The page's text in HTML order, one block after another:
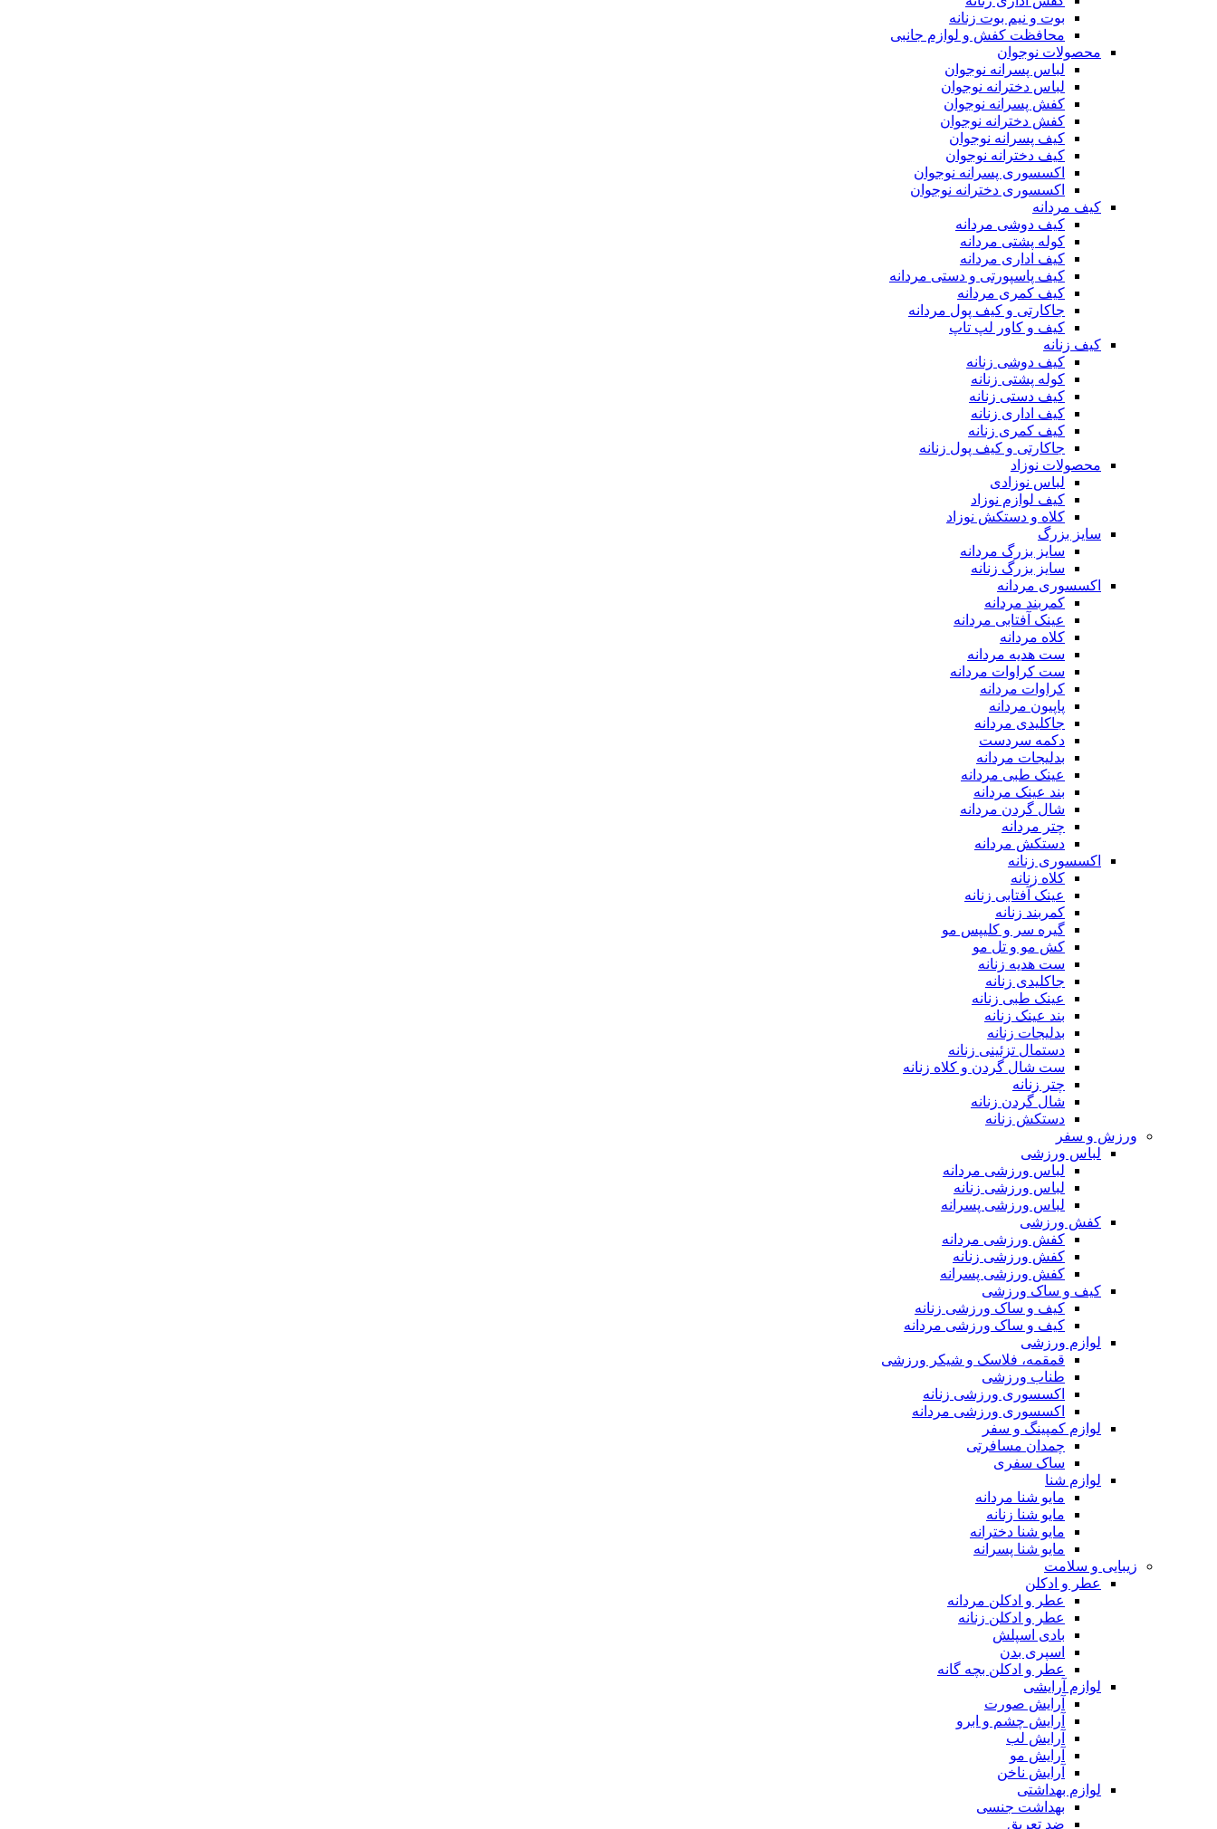
بوت و نیم بوت زنانه
محافظت کفش و لوازم جانبی
محصولات نوجوان
لباس پسرانه نوجوان
لباس دخترانه نوجوان
کفش پسرانه نوجوان
کفش دخترانه نوجوان
کیف پسرانه نوجوان
کیف دخترانه نوجوان
اکسسوری پسرانه نوجوان
اکسسوری دخترانه نوجوان
کیف مردانه
کیف دوشی مردانه
کوله پشتی مردانه
کیف اداری مردانه
کیف پاسپورتی و دستی مردانه
کیف کمری مردانه
جاکارتی و کیف پول مردانه
کیف و کاور لپ تاپ
کیف زنانه
کیف دوشی زنانه
کوله پشتی زنانه
کیف دستی زنانه
کیف اداری زنانه
کیف کمری زنانه
جاکارتی و کیف پول زنانه
محصولات نوزاد
لباس نوزادی
کیف لوازم نوزاد
کلاه و دستکش نوزاد
سایز بزرگ
سایز بزرگ مردانه
سایز بزرگ زنانه
اکسسوری مردانه
کمربند مردانه
عینک آفتابی مردانه
کلاه مردانه
ست هدیه مردانه
ست کراوات مردانه
کراوات مردانه
پاپیون مردانه
جاکلیدی مردانه
دکمه سردست
بدلیجات مردانه
عینک طبی مردانه
بند عینک مردانه
شال گردن مردانه
چتر مردانه
دستکش مردانه
اکسسوری زنانه
کلاه زنانه
عینک آفتابی زنانه
کمربند زنانه
گیره سر و کلیپس مو
کش مو و تل مو
ست هدیه زنانه
جاکلیدی زنانه
عینک طبی زنانه
بند عینک زنانه
بدلیجات زنانه
دستمال تزئینی زنانه
ست شال گردن و کلاه زنانه
چتر زنانه
شال گردن زنانه
دستکش زنانه
ورزش و سفر
لباس ورزشی
لباس ورزشی مردانه
لباس ورزشی زنانه
لباس ورزشی پسرانه
کفش ورزشی
کفش ورزشی مردانه
کفش ورزشی زنانه
کفش ورزشی پسرانه
کیف و ساک ورزشی
کیف و ساک ورزشی زنانه
کیف و ساک ورزشی مردانه
لوازم ورزشی
قمقمه، فلاسک و شیکر ورزشی
طناب ورزشی
اکسسوری ورزشی زنانه
اکسسوری ورزشی مردانه
لوازم کمپینگ و سفر
چمدان مسافرتی
ساک سفری
لوازم شنا
مایو شنا مردانه
مایو شنا زنانه
مایو شنا دخترانه
مایو شنا پسرانه
زیبایی و سلامت
عطر و ادکلن
عطر و ادکلن مردانه
عطر و ادکلن زنانه
بادی اسپلش
اسپری بدن
عطر و ادکلن بچه گانه
لوازم آرایشی
آرایش صورت
آرایش چشم و ابرو
آرایش لب
آرایش مو
آرایش ناخن
لوازم بهداشتی
بهداشت جنسی
ضد تعریق